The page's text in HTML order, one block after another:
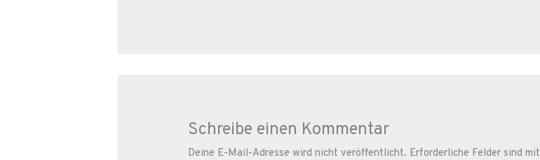
Schreibe einen Kommentar
Deine E-Mail-Adresse wird nicht veröffentlicht. Erforderliche Felder sind mit